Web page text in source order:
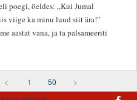
poegi, öeldes: „Kui Jumal
viige ka minu luud siit ära!”
aastat vana, ja ta palsameeriti
< 1 50 >